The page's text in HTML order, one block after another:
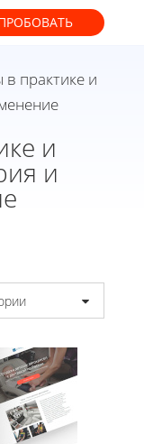
в практике и
и
и